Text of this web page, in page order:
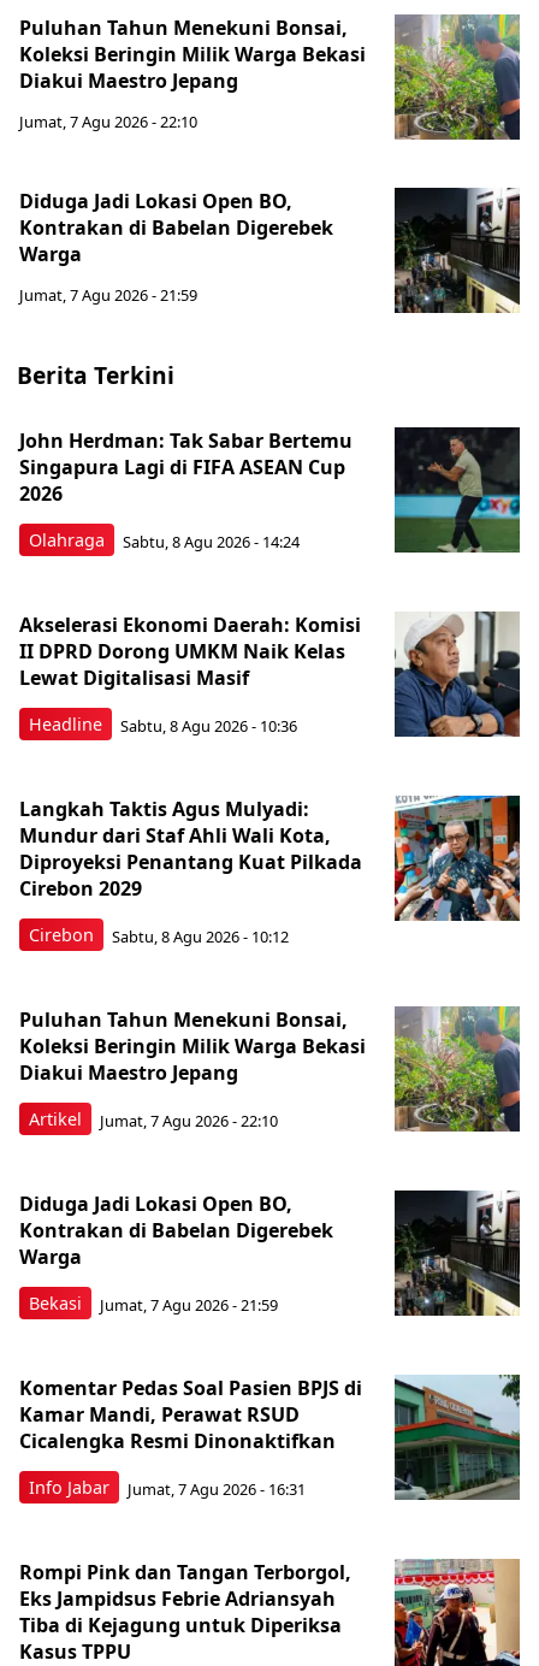
Puluhan Tahun Menekuni Bonsai,
Koleksi Beringin Milik Warga Bekasi
Diakui Maestro Jepang
Jumat, 7 Agu 2026 - 22:10
Diduga Jadi Lokasi Open BO,
Kontrakan di Babelan Digerebek
Warga
Jumat, 7 Agu 2026 - 21:59
Berita Terkini
Olahraga
John Herdman: Tak Sabar Bertemu
Singapura Lagi di FIFA ASEAN Cup
2026
Sabtu, 8 Agu 2026 - 14:24
Headline
Akselerasi Ekonomi Daerah: Komisi
II DPRD Dorong UMKM Naik Kelas
Lewat Digitalisasi Masif
Sabtu, 8 Agu 2026 - 10:36
Cirebon
Langkah Taktis Agus Mulyadi:
Mundur dari Staf Ahli Wali Kota,
Diproyeksi Penantang Kuat Pilkada
Cirebon 2029
Sabtu, 8 Agu 2026 - 10:12
Artikel
Puluhan Tahun Menekuni Bonsai,
Koleksi Beringin Milik Warga Bekasi
Diakui Maestro Jepang
Jumat, 7 Agu 2026 - 22:10
Bekasi
Diduga Jadi Lokasi Open BO,
Kontrakan di Babelan Digerebek
Warga
Jumat, 7 Agu 2026 - 21:59
Info Jabar
Komentar Pedas Soal Pasien BPJS di
Kamar Mandi, Perawat RSUD
Cicalengka Resmi Dinonaktifkan
Jumat, 7 Agu 2026 - 16:31
Rompi Pink dan Tangan Terborgol,
Eks Jampidsus Febrie Adriansyah
Tiba di Kejagung untuk Diperiksa
Kasus TPPU